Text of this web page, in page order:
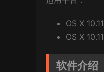
OS X
OS X
软件介绍